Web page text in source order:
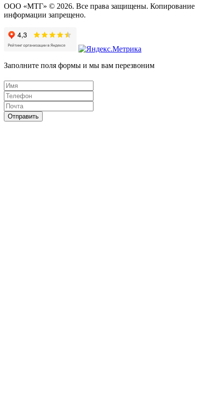
ООО «МТГ» © 2026. Все права защищены. Копирование
информации запрещено.
Заполните поля формы и мы вам перезвоним
Отправить